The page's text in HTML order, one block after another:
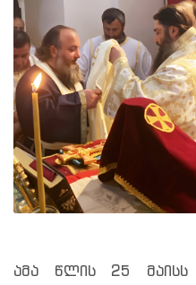
ამა წლის 25 მაისს